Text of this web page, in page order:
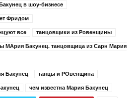
в шоу-бизнесе
Фридом
все танцовщики из Ровенщины
МАрия Бакунец. танцовщица из Сарн Мария
Бакунец танцы и РОвенщина
чем известна Мария Бакунец